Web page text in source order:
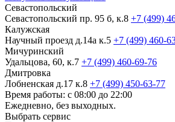
Севастопольский
Севастопольский пр. 95 б, к.8 +7 (499)
Калужская
Научный проезд д.14а к.5 +7 (499) 460-
Мичуринский
Удальцова, 60, к.7 +7 (499) 460-69-76
Дмитровка
Лобненская д.17 к.8 +7 (499) 450-63-77
Время работы: с 08:00 до 22:00
Ежедневно, без выходных.
Выбрать сервис